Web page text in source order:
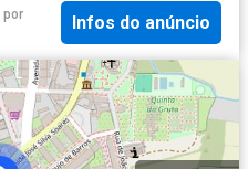
por
Infos do anúncio